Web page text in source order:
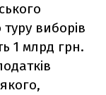
виборів
1 млрд грн.